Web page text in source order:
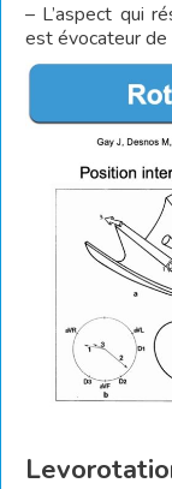
– L’aspect qui
est évocateur de